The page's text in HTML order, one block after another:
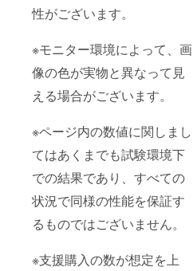
性がございます。
※モニター環境によって、画
像の色が実物と異なって見
える場合がございます。
※ページ内の数値に関しまし
てはあくまでも試験環境下
での結果であり、すべての
状況で同様の性能を保証す
るものではございません。
※支援購入の数が想定を上